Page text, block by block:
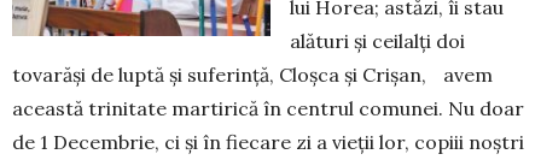
lui Horea; astăzi, îi stau
alături și ceilalți doi
tovarăși de luptă și suferință, Cloșca și Crișan, avem
această trinitate martirică în centrul comu­nei. Nu doar
de 1 Decembrie, ci și în fiecare zi a vie­ții lor, copiii noștri